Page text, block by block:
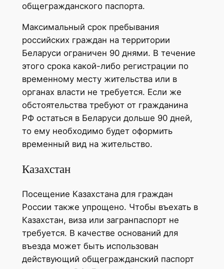
общегражданского паспорта.
Максимальный срок пребывания
российских граждан на территории
Беларуси ограничен 90 днями. В течение
этого срока какой-либо регистрации по
временному месту жительства или в
органах власти не требуется. Если же
обстоятельства требуют от гражданина
РФ остаться в Беларуси дольше 90 дней,
то ему необходимо будет оформить
временный вид на жительство.
Казахстан
Посещение Казахстана для граждан
России также упрощено. Чтобы въехать в
Казахстан, виза или загранпаспорт не
требуется. В качестве оснований для
въезда может быть использован
действующий общегражданский паспорт